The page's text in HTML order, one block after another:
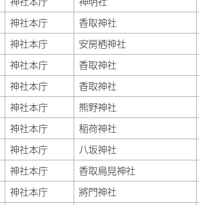
神社本庁
香取神社
神社本庁
安房栖神社
神社本庁
香取神社
神社本庁
香取神社
神社本庁
熊野神社
神社本庁
稲荷神社
神社本庁
八坂神社
神社本庁
香取鳥見神社
神社本庁
將門神社